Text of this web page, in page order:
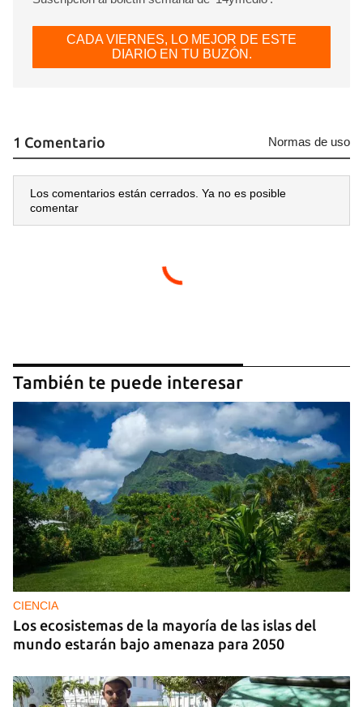
Para poder guardar como favorito, primero has de
iniciar sesión con tu cuenta de 14ymedio.
CADA VIERNES, LO MEJOR DE ESTE
DIARIO EN TU BUZÓN.
1 Comentario Normas de uso
Los comentarios están cerrados. Ya no es posible
comentar
También te puede interesar
CIENCIA
Los ecosistemas de la mayoría de las islas del
mundo estarán bajo amenaza para 2050